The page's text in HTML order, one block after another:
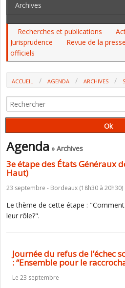
Archives
Recherches et publications
Jurisprudence
Revue de la
officiels
ACCUEIL AGENDA ARCHIVES
Agenda » Archives
3e étape des États Généraux
Haut)
23 septembre - Bordeaux (18h30 à 20h30)
Le thème de cette étape :
leur rôle?".
Journée du refus de l’échec
: “Ensemble pour le
Le 23 septembre